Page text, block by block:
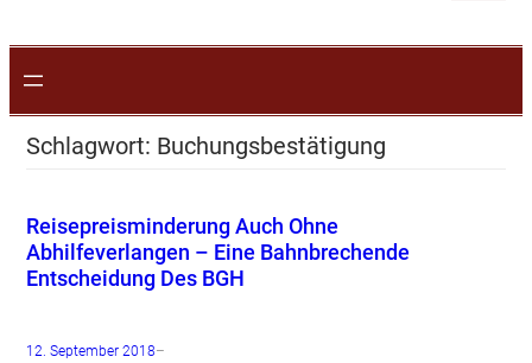
Schlagwort: Buchungsbestätigung
Reisepreisminderung Auch Ohne
Abhilfeverlangen – Eine Bahnbrechende
Entscheidung Des BGH
12. September 2018–